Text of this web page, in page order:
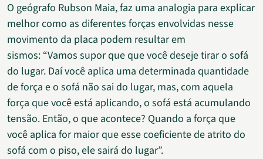
O geógrafo Rubson Maia, faz uma analogia para explicar
melhor como as diferentes forças envolvidas nesse
movimento da placa podem resultar em
sismos: “Vamos supor que que você deseje tirar o sofá
do lugar. Daí você aplica uma determinada quantidade
de força e o sofá não sai do lugar, mas, com aquela
força que você está aplicando, o sofá está acumulando
tensão. Então, o que acontece? Quando a força que
você aplica for maior que esse coeficiente de atrito do
sofá com o piso, ele sairá do lugar”.